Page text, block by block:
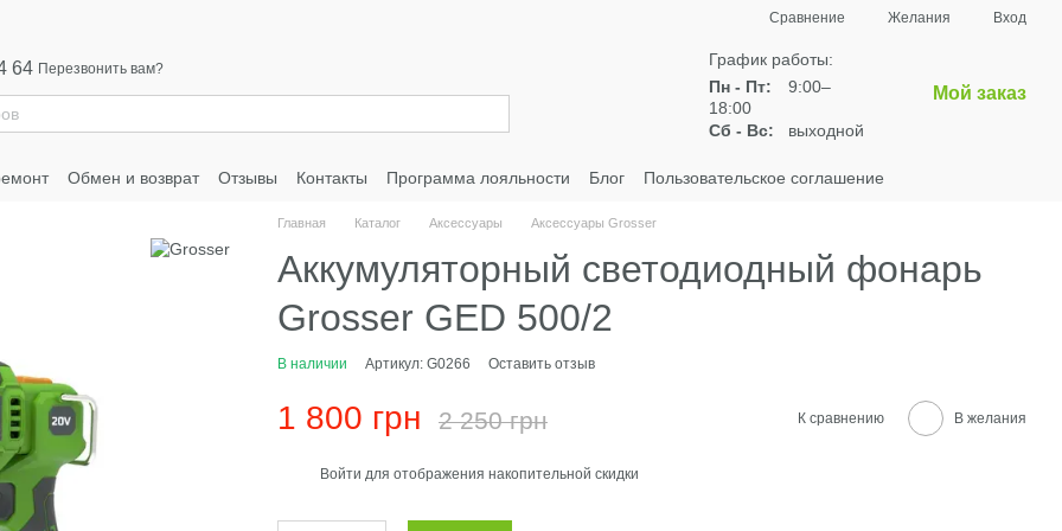
Сравнение Желания Вход
64 Перезвонить вам?
График работы:
Пн - Пт:
9:00–
18:00
Сб - Вс:
выходной
Мой заказ
Обмен и возврат Отзывы Контакты Программа лояльности Блог
Пользовательское соглашение
Главная Каталог Аксессуары Аксессуары Grosser
Аккумуляторный светодиодный фонарь
Grosser GED 500/2
В наличии Артикул: G0266 Оставить отзыв
1 800 грн 2 250 грн К сравнению В желания
Войти для отображения накопительной скидки